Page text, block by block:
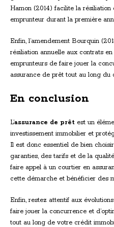
Hamon (2014) facilite la résiliation
emprunteur durant la première
Enfin, l’amendement Bourquin
résiliation annuelle aux contrats
emprunteurs de faire jouer la
assurance de prêt tout au long du
En conclusion
L’assurance de prêt est un
investissement immobilier et
Il est donc essentiel de bien
garanties, des tarifs et de la
faire appel à un courtier en
cette démarche et bénéficier des
Enfin, restez attentif aux
faire jouer la concurrence et
tout au long de votre crédit